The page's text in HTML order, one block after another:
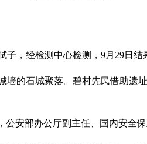
，经检测中心检测，9月29日结
城聚落。碧村先民借助遗址
办公厅副主任、国内安全保